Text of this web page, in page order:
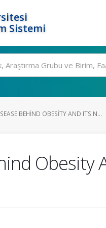
Sistemi
BEHIND OBESITY AND ITS N...